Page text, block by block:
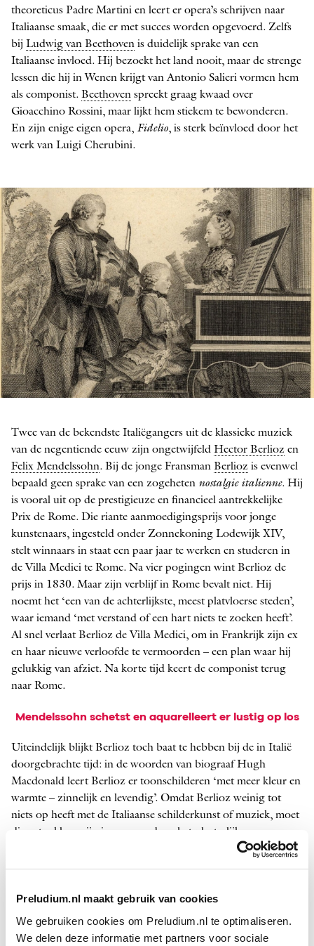
Preludium.nl maakt gebruik van cookies
We gebruiken cookies om Preludium.nl te optimaliseren.
We delen deze informatie met partners voor sociale
theoreticus Padre Martini en leert er opera’s schrijven naar
Italiaanse smaak, die er met succes worden opgevoerd. Zelfs
bij Ludwig van Beethoven is duidelijk sprake van een
Italiaanse invloed. Hij bezoekt het land nooit, maar de strenge
lessen die hij in Wenen krijgt van Antonio Salieri vormen hem
als componist. Beethoven spreekt graag kwaad over
Gioacchino Rossini, maar lijkt hem stiekem te bewonderen.
En zijn enige eigen opera, Fidelio, is sterk beïnvloed door het
werk van Luigi Cherubini.
LEOPOLD, WOLFANG AMADEUS (7 JAAR) EN MARIA
ANNA MOZART
Twee van de bekendste Italiëgangers uit de klassieke muziek
van de negentiende eeuw zijn ongetwijfeld Hector Berlioz en
Felix Mendelssohn. Bij de jonge Fransman Berlioz is evenwel
bepaald geen sprake van een ­zogeheten nostalgie italienne. Hij
is vooral uit op de prestigieuze en financieel aantrekkelijke
Prix de Rome. Die riante aanmoedigingsprijs voor jonge
kunstenaars, ingesteld onder Zonnekoning Lodewijk XIV,
stelt winnaars in staat een paar jaar te werken en studeren in
de Villa Medici te Rome. Na vier pogingen wint Berlioz de
prijs in 1830. Maar zijn verblijf in Rome bevalt niet. Hij
noemt het ‘een van de achterlijkste, meest platvloerse steden’,
waar iemand ‘met verstand of een hart niets te zoeken heeft’.
Al snel verlaat Berlioz de Villa Medici, om in Frankrijk zijn ex
en haar nieuwe verloofde te vermoorden – een plan waar hij
gelukkig van afziet. Na korte tijd keert de componist terug
naar Rome.
Mendelssohn schetst en aquarelleert er lustig op los
Uiteindelijk blijkt Berlioz toch baat te hebben bij de in Italië
doorgebrachte tijd: in de woorden van biograaf Hugh
Macdonald leert Berlioz er toonschilderen ‘met meer kleur en
warmte – zinnelijk en levendig’. Omdat Berlioz weinig tot
niets op heeft met de Italiaanse schilderkunst of muziek, moet
die extra kleur zijn ingegeven door het plaatselijke
natuurschoon. De bergen, de velden, de ­Middellandse Zee, ze
op instigatie van vioolvirtuoos Niccoló Paganini, en laat zich
daarbij inspireren door
Childe Harold’s Pilgrimage
. Dat
epische, vaag autobiografische gedicht (1812-18) van Lord